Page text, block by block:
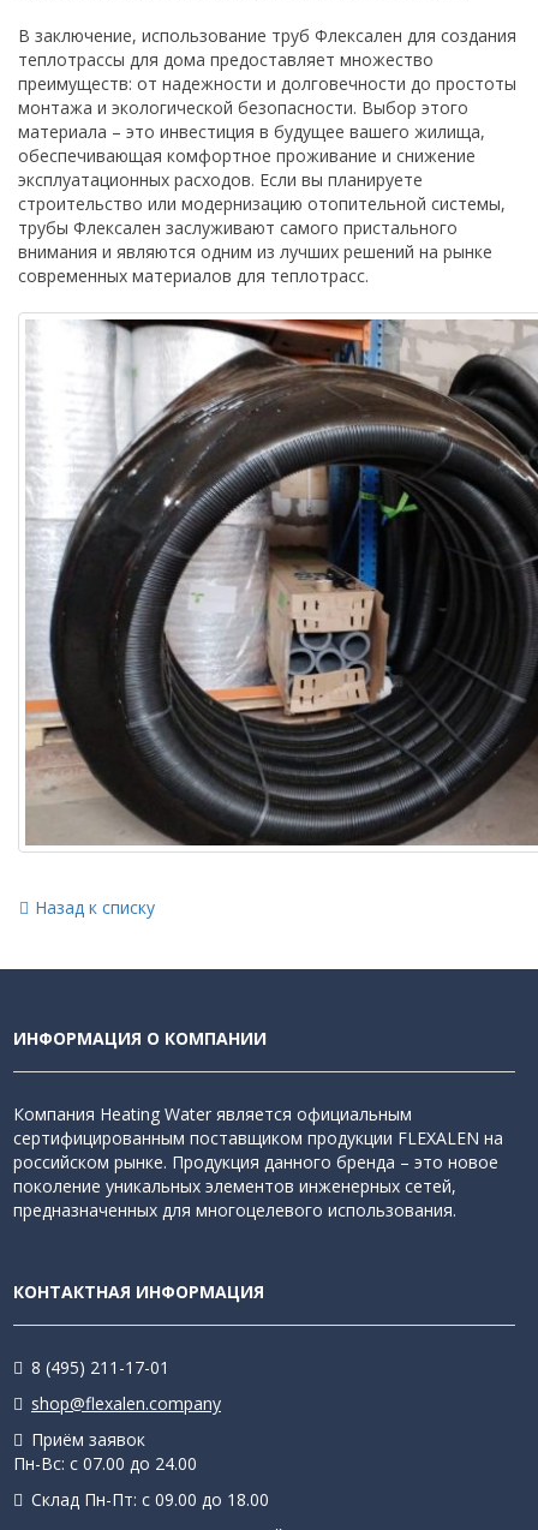
В заключение, использование труб Флексален для создания
теплотрассы для дома предоставляет множество
преимуществ: от надежности и долговечности до простоты
монтажа и экологической безопасности. Выбор этого
материала – это инвестиция в будущее вашего жилища,
обеспечивающая комфортное проживание и снижение
эксплуатационных расходов. Если вы планируете
строительство или модернизацию отопительной системы,
трубы Флексален заслуживают самого пристального
внимания и являются одним из лучших решений на рынке
современных материалов для теплотрасс.
Назад к списку
ИНФОРМАЦИЯ О КОМПАНИИ
Компания Heating Water является официальным
сертифицированным поставщиком продукции FLEXALEN на
российском рынке. Продукция данного бренда – это новое
поколение уникальных элементов инженерных сетей,
предназначенных для многоцелевого использования.
КОНТАКТНАЯ ИНФОРМАЦИЯ
8 (495) 211-17-01
shop@flexalen.company
Приём заявок
Пн-Вс: с 07.00 до 24.00
Склад Пн-Пт: с 09.00 до 18.00